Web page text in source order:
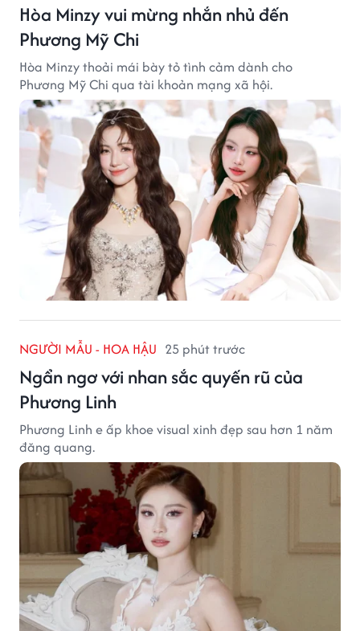
Hòa Minzy vui mừng nhắn nhủ đến
Phương Mỹ Chi
Hòa Minzy thoải mái bày tỏ tình cảm dành cho
Phương Mỹ Chi qua tài khoản mạng xã hội.
NGƯỜI MẪU - HOA HẬU 25 phút trước
Ngẩn ngơ với nhan sắc quyến rũ của
Phương Linh
Phương Linh e ấp khoe visual xinh đẹp sau hơn 1 năm
đăng quang.